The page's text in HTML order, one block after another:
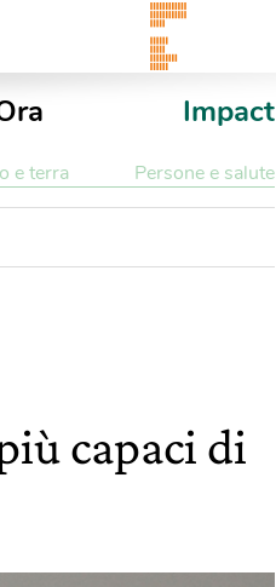
Impact
e terra Persone e salute
capaci di